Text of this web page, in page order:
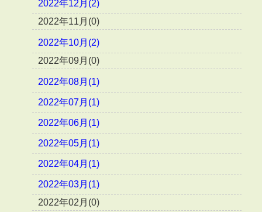
2022年12月(2)
2022年11月(0)
2022年10月(2)
2022年09月(0)
2022年08月(1)
2022年07月(1)
2022年06月(1)
2022年05月(1)
2022年04月(1)
2022年03月(1)
2022年02月(0)